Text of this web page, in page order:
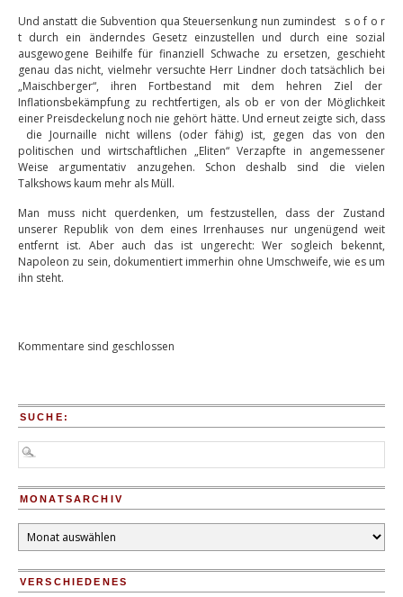
Und anstatt die Subvention qua Steuersenkung nun zumindest s o f o r
t durch ein änderndes Gesetz einzustellen und durch eine sozial
ausgewogene Beihilfe für finanziell Schwache zu ersetzen, geschieht
genau das nicht, vielmehr versuchte Herr Lindner doch tatsächlich bei
„Maischberger“, ihren Fortbestand mit dem hehren Ziel der
Inflationsbekämpfung zu rechtfertigen, als ob er von der Möglichkeit
einer Preisdeckelung noch nie gehört hätte. Und erneut zeigte sich, dass
die Journaille nicht willens (oder fähig) ist, gegen das von den
politischen und wirtschaftlichen „Eliten“ Verzapfte in angemessener
Weise argumentativ anzugehen. Schon deshalb sind die vielen
Talkshows kaum mehr als Müll.
Man muss nicht querdenken, um festzustellen, dass der Zustand
unserer Republik von dem eines Irrenhauses nur ungenügend weit
entfernt ist. Aber auch das ist ungerecht: Wer sogleich bekennt,
Napoleon zu sein, dokumentiert immerhin ohne Umschweife, wie es um
ihn steht.
Kommentare sind geschlossen
SUCHE:
MONATSARCHIV
Monatsarchiv
VERSCHIEDENES